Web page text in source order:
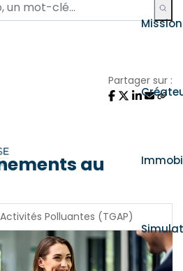
Partager sur :
au
Polluantes (TGAP)